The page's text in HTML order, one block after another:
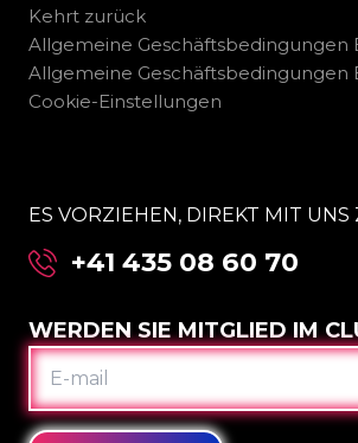
Kehrt zurück
Allgemeine Geschäftsbedingungen
Allgemeine Geschäftsbedingungen
Cookie-Einstellungen
ES VORZIEHEN, DIREKT MIT UNS
+41 435 08 60 70
WERDEN SIE MITGLIED IM
E-
MAIL